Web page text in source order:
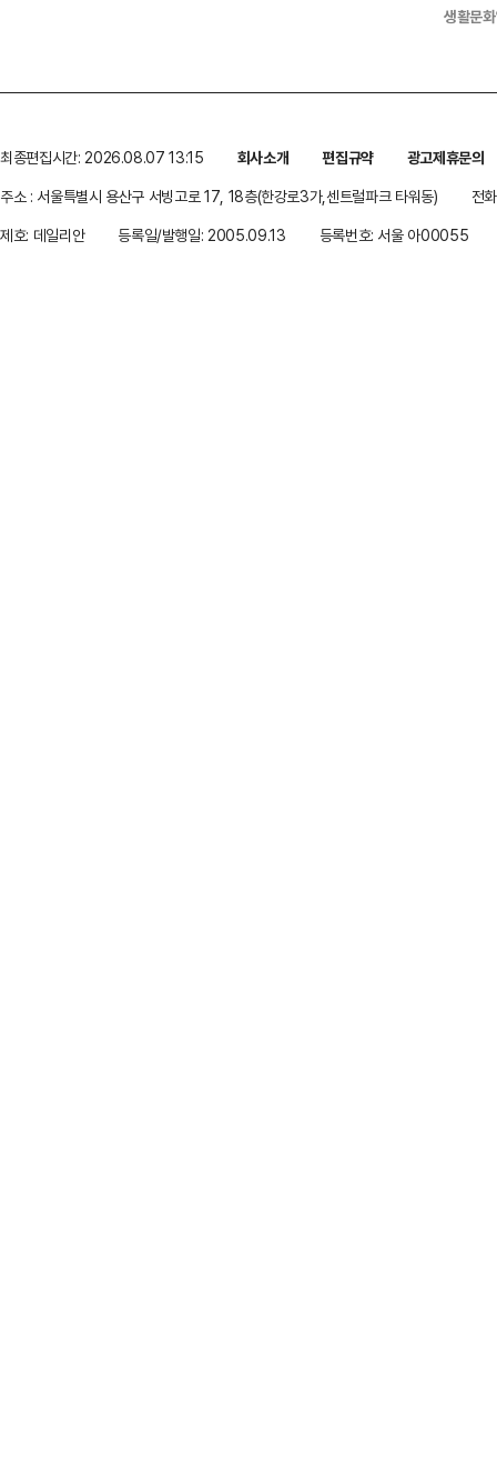
생활문
최종편집시간: 2026.08.07 13:15 회사소개 편집규약
광고제휴문의
주소 : 서울특별시 용산구 서빙고로 17, 18층(한강로3가,센트럴파크 타워동)
전
제호: 데일리안
등록일/발행일: 2005.09.13 등록번호: 서울 아00055